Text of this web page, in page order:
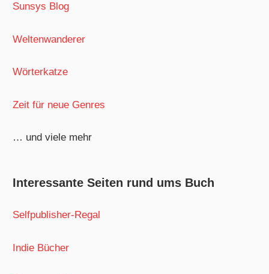
Sunsys Blog
Weltenwanderer
Wörterkatze
Zeit für neue Genres
… und viele mehr
Interessante Seiten rund ums Buch
Selfpublisher-Regal
Indie Bücher